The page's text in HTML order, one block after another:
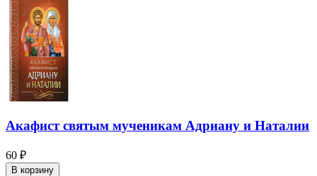
Акафист святым мученикам Адриану и Наталии
60 ₽
В корзину